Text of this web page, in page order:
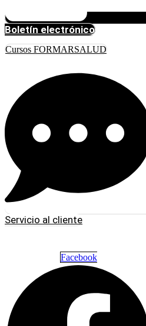
Boletín electrónico
Cursos FORMARSALUD
Servicio al cliente
Facebook